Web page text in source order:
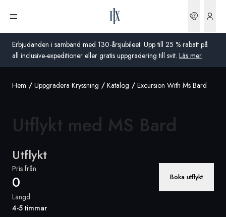
Erbjudanden i samband med 130-årsjubileet: Upp till 25 % rabatt på
all inclusive-expeditioner eller gratis uppgradering till svit. Läs mer
Öppna meny
Storbritannien
USA
Global
Hem Uppgradera Kryssning Katalog Excursion With Ms Bard
Utflykt med MS Bard
Utflykt
Pris från
0 Boka utflykt
Längd
4-5 timmar